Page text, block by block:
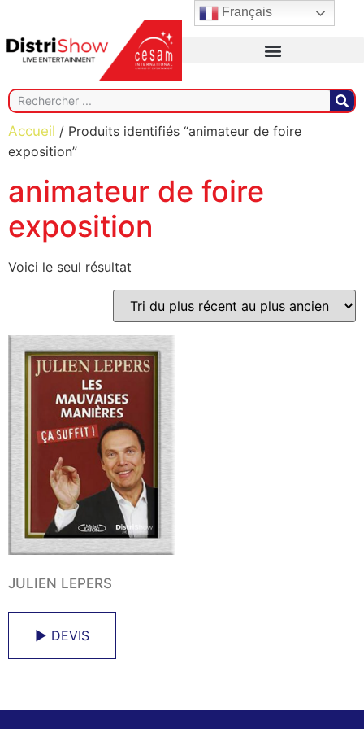
Accueil / Produits identifiés “animateur de foire
exposition”
animateur de foire
exposition
Voici le seul résultat
JULIEN LEPERS
► DEVIS
Français